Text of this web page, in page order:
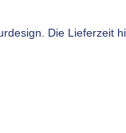
Die Lieferzeit